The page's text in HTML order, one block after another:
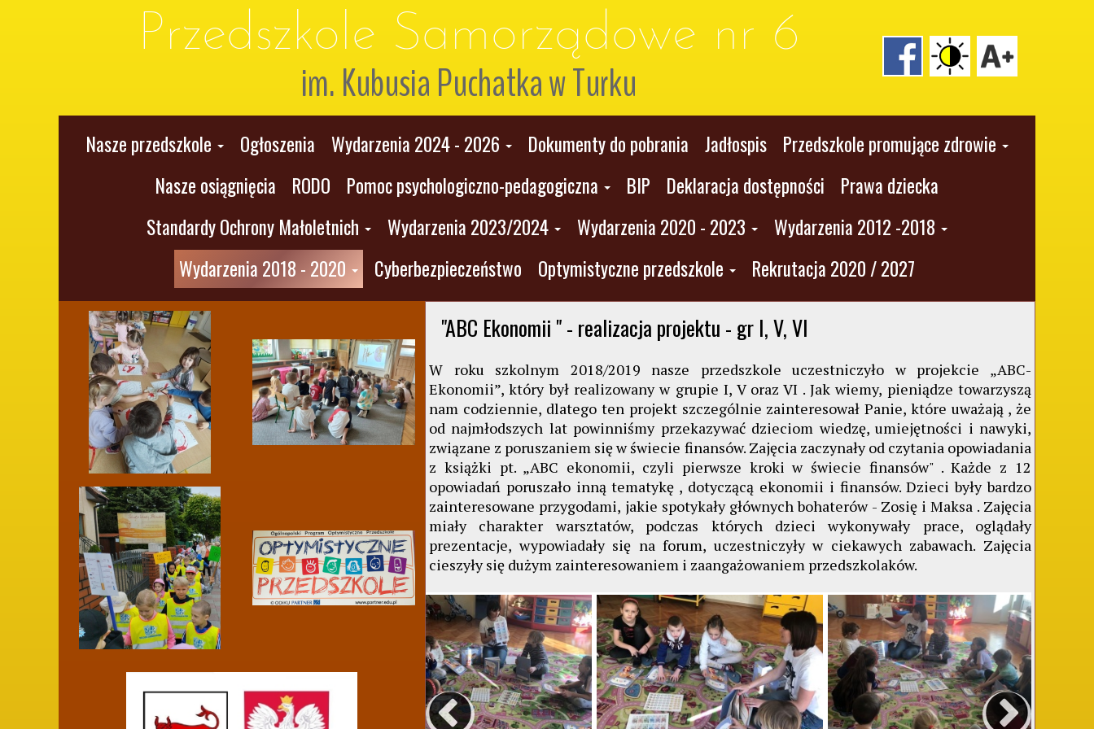
Przedszkole Samorządowe nr 6
im. Kubusia Puchatka w Turku
Nasze przedszkole Ogłoszenia Wydarzenia 2024 - 2026 Dokumenty do pobrania Jadłospis
Przedszkole promujące zdrowie
Nasze osiągnięcia
RODO Pomoc psychologiczno-pedagogiczna BIP Deklaracja dostępności
Prawa dziecka
Standardy Ochrony Małoletnich
Wydarzenia 2023/2024 Wydarzenia 2020 - 2023
Wydarzenia 2012 -2018
Wydarzenia 2018 - 2020
Cyberbezpieczeństwo Optymistyczne przedszkole Rekrutacja 2020 / 2027
"ABC Ekonomii " - realizacja projektu - gr I, V, VI
W roku szkolnym 2018/2019 nasze przedszkole uczestniczyło w projekcie „ABC-
Ekonomii”, który był realizowany w grupie I, V oraz VI . Jak wiemy, pieniądze towarzyszą
nam codziennie, dlatego ten projekt szczególnie zainteresował Panie, które uważają , że
od najmłodszych lat powinniśmy przekazywać dzieciom wiedzę, umiejętności i nawyki,
związane z poruszaniem się w świecie finansów. Zajęcia zaczynały od czytania opowiadania
z książki pt. „ABC ekonomii, czyli pierwsze kroki w świecie finansów" . Każde z 12
opowiadań poruszało inną tematykę , dotyczącą ekonomii i finansów. Dzieci były bardzo
zainteresowane przygodami, jakie spotykały głównych bohaterów - Zosię i Maksa . Zajęcia
miały charakter warsztatów, podczas których dzieci wykonywały prace, oglądały
prezentacje, wypowiadały się na forum, uczestniczyły w ciekawych zabawach. Zajęcia
cieszyły się dużym zainteresowaniem i zaangażowaniem przedszkolaków.